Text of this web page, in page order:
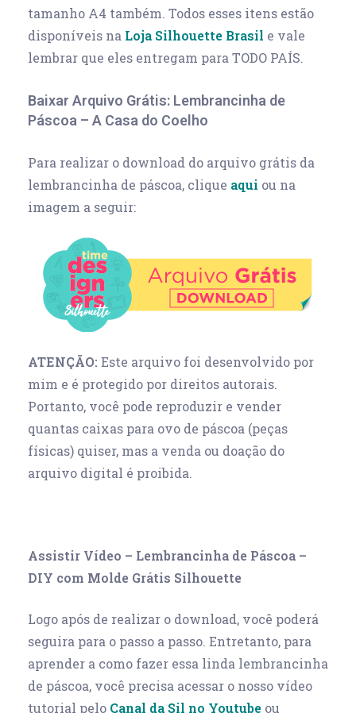
tamanho A4 também. Todos esses itens estão
disponíveis na Loja Silhouette Brasil e vale
lembrar que eles entregam para TODO PAÍS.
Baixar Arquivo Grátis: Lembrancinha de
Páscoa – A Casa do Coelho
Para realizar o download do arquivo grátis da
lembrancinha de páscoa, clique aqui ou na
imagem a seguir:
ATENÇÃO: Este arquivo foi desenvolvido por
mim e é protegido por direitos autorais.
Portanto, você pode reproduzir e vender
quantas caixas para ovo de páscoa (peças
físicas) quiser, mas a venda ou doação do
arquivo digital é proibida.
Assistir Vídeo – Lembrancinha de Páscoa –
DIY com Molde Grátis Silhouette
Logo após de realizar o download, você poderá
seguira para o passo a passo. Entretanto, para
aprender a como fazer essa linda lembrancinha
de páscoa, você precisa acessar o nosso vídeo
tutorial pelo Canal da Sil no Youtube ou